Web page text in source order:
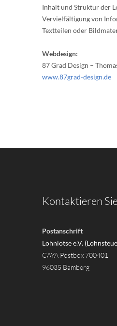
Inhalt und Struktur der
Vervielfältigung von
Textteilen oder
Webdesign:
87 Grad Design –
www.87grad-design.de
Kontaktieren
Postanschrift
Lohnlotse e.V.
CAYA Postbox 700401
96035 Bamberg